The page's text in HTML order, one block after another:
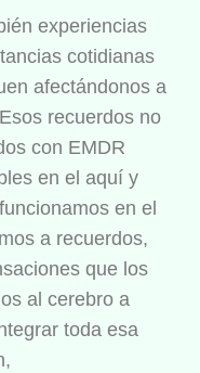
experiencias
cotidianas
afectándonos a
recuerdos no
con EMDR
en el aquí y
en el
a recuerdos,
que los
al cerebro a
toda esa